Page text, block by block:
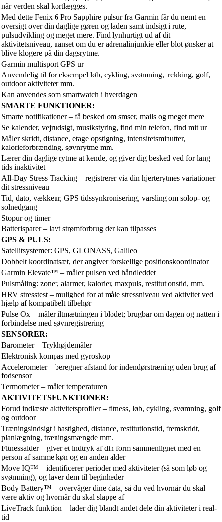
når verden skal kortlægges.
Med dette Fenix 6 Pro Sapphire pulsur fra Garmin får du nemt en
oversigt over din daglige gøren og laden samt indsigt i rute,
pulsudvikling og meget mere. Find lynhurtigt ud af dit
aktivitetsniveau, uanset om du er adrenalinjunkie eller blot ønsker at
blive klogere på din dagsrytme.
Garmin multisport GPS ur
Anvendelig til for eksempel løb, cykling, svømning, trekking, golf,
outdoor aktiviteter mm.
Kan anvendes som smartwatch i hverdagen
SMARTE FUNKTIONER:
Smarte notifikationer – få besked om smser, mails og meget mere
Se kalender, vejrudsigt, musikstyring, find min telefon, find mit ur
Måler skridt, distance, etage opstigning, intensitetsminutter,
kalorieforbrænding, søvnrytme mm.
Lærer din daglige rytme at kende, og giver dig besked ved for lang
tids inaktivitet
All-Day Stress Tracking – registrerer via din hjerterytmes variationer
dit stressniveau
Tid, dato, vækkeur, GPS tidssynkronisering, varsling om solop- og
solnedgang
Stopur og timer
Batterisparer – lavt strømforbrug der kan tilpasses
GPS & PULS:
Satellitsystemer: GPS, GLONASS, Galileo
Dobbelt koordinatsæt, der angiver forskellige positionskoordinator
Garmin Elevate™ – måler pulsen ved håndleddet
Pulsmåling: zoner, alarmer, kalorier, maxpuls, restitutionstid, mm.
HRV stresstest – mulighed for at måle stressniveau ved aktivitet ved
hjælp af kompatibelt tilbehør
Pulse Ox – måler iltmætningen i blodet; brugbar om dagen og natten i
forbindelse med søvnregistrering
SENSORER:
Barometer – Trykhøjdemåler
Elektronisk kompas med gyroskop
Accelerometer – beregner afstand for indendørstræning uden brug af
fodsensor
Termometer – måler temperaturen
AKTIVITETSFUNKTIONER:
Forud indlæste aktivitetsprofiler – fitness, løb, cykling, svømning, golf
og outdoor
Træningsindsigt i hastighed, distance, restitutionstid, fremskridt,
planlægning, træningsmængde mm.
Fitnessalder – giver et indtryk af din form sammenlignet med en
person af samme køn og en anden alder
Move IQ™ – identificerer perioder med aktiviteter (så som løb og
svømning), og laver dem til beginheder
Body Battery™ – overvåger dine data, så du ved hvornår du skal
være aktiv og hvornår du skal slappe af
LiveTrack funktion – lader dig blandt andet dele din aktiviteter i real-
tid